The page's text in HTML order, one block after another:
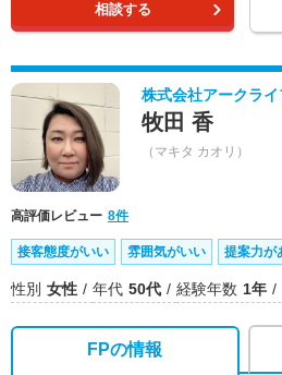
相談する
株式会社アークライ
牧田 香
（マキタ カオリ）
高評価レビュー 8件
接客態度がいい 雰囲気がいい 提案力が
性別 女性 年代 50代 経験年数 1年
FPの情報